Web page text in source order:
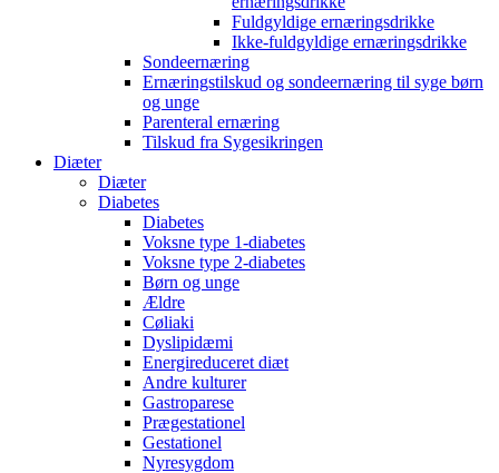
Fuldgyldige ernæringsdrikke
Ikke-fuldgyldige ernæringsdrikke
Sondeernæring
Ernæringstilskud og sondeernæring til syge børn
og unge
Parenteral ernæring
Tilskud fra Sygesikringen
Diæter
Diæter
Diabetes
Diabetes
Voksne type 1-diabetes
Voksne type 2-diabetes
Børn og unge
Ældre
Cøliaki
Dyslipidæmi
Energireduceret diæt
Andre kulturer
Gastroparese
Prægestationel
Gestationel
Nyresygdom